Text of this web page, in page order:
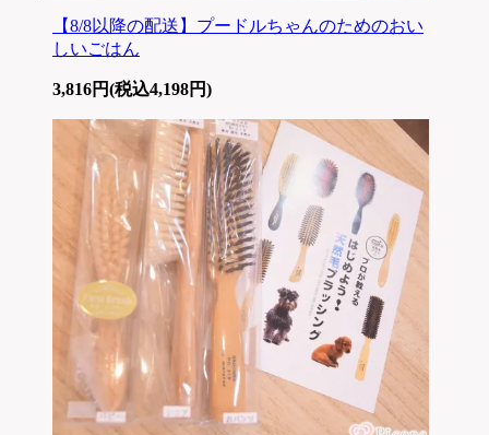
【8/8以降の配送】プードルちゃんのためのおい
しいごはん
3,816円(税込4,198円)